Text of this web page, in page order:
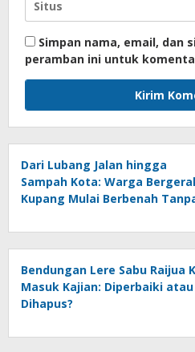
Simpan nama, email, dan
peramban ini untuk
Dari Lubang Jalan hingga
Sampah Kota: Warga
Kupang Mulai Berbenah
Bendungan Lere Sabu Raijua
Masuk Kajian: Diperbaiki atau
Dihapus?